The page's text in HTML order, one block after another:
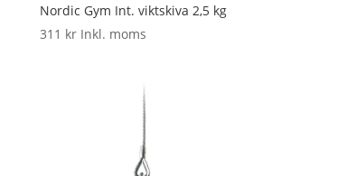
Nordic Gym Int. viktskiva 2,5 kg
311 kr Inkl. moms